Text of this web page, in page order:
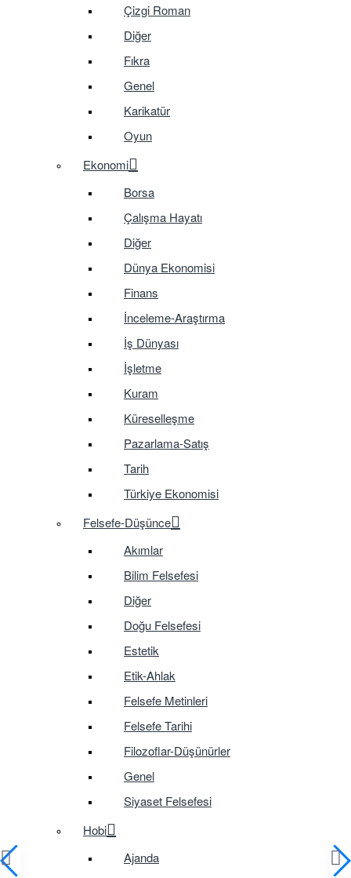
Çizgi Roman
Diğer
Fıkra
Genel
Karikatür
Oyun
Ekonomi
Borsa
Çalışma Hayatı
Diğer
Dünya Ekonomisi
Finans
İnceleme-Araştırma
İş Dünyası
İşletme
Kuram
Küreselleşme
Pazarlama-Satış
Tarih
Türkiye Ekonomisi
Felsefe-Düşünce
Akımlar
Bilim Felsefesi
Diğer
Doğu Felsefesi
Estetik
Etik-Ahlak
Felsefe Metinleri
Felsefe Tarihi
Filozoflar-Düşünürler
Genel
Siyaset Felsefesi
Hobi
Ajanda